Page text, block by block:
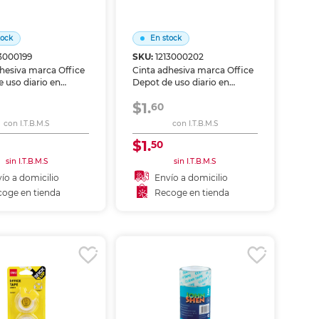
marca Office
uso diario en
y de adhesión
papel, cartón y
Compatible con
estándar.
con I.T.B.M.S
sin I.T.B.M.S
a domicilio
en tienda
al carrito
En stock
SKU: 1213000202
Cinta adhesiva marca Office
Depot de uso diario en
Transparente y de adhesión
firme sobre papel, cartón y
empaques. Compatible con
dispensadores estándar.
$1.60
con I.T.B.M.S
$1.50
sin I.T.B.M.S
Envío a domicilio
Recoge en tienda
Añadir al carrito